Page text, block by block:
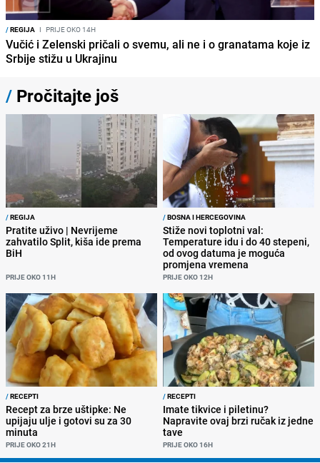
/REGIJA I PRIJE OKO 14H
Vučić i Zelenski pričali o svemu, ali ne i o granatama koje iz
Srbije stižu u Ukrajinu
/ Pročitajte još
/REGIJA
Pratite uživo | Nevrijeme
zahvatilo Split, kiša ide prema
BiH
PRIJE OKO 11H
/BOSNA I HERCEGOVINA
Stiže novi toplotni val:
Temperature idu i do 40 stepeni,
od ovog datuma je moguća
promjena vremena
PRIJE OKO 12H
/RECEPTI
Recept za brze uštipke: Ne
upijaju ulje i gotovi su za 30
minuta
PRIJE OKO 21H
/RECEPTI
Imate tikvice i piletinu?
Napravite ovaj brzi ručak iz jedne
tave
PRIJE OKO 16H